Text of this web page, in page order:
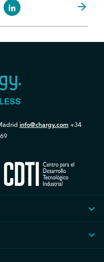
arrow_forward
info@chargy.com +34